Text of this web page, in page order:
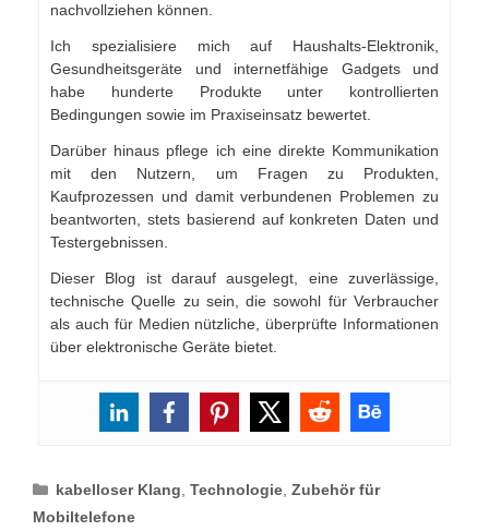
nachvollziehen können.
Ich spezialisiere mich auf Haushalts-Elektronik,
Gesundheitsgeräte und internetfähige Gadgets und
habe hunderte Produkte unter kontrollierten
Bedingungen sowie im Praxiseinsatz bewertet.
Darüber hinaus pflege ich eine direkte Kommunikation
mit den Nutzern, um Fragen zu Produkten,
Kaufprozessen und damit verbundenen Problemen zu
beantworten, stets basierend auf konkreten Daten und
Testergebnissen.
Dieser Blog ist darauf ausgelegt, eine zuverlässige,
technische Quelle zu sein, die sowohl für Verbraucher
als auch für Medien nützliche, überprüfte Informationen
über elektronische Geräte bietet.
Categories
kabelloser Klang,Technologie,Zubehör für
Mobiltelefone